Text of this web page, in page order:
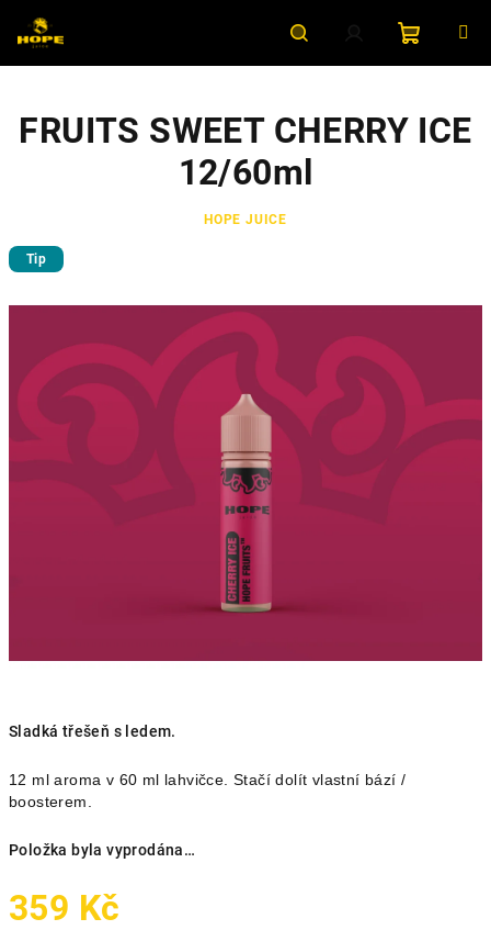
obsah
HledatPřihlášeníNákupní
košík
Sladká třešeň s ledem.
12 ml aroma v 60 ml lahvičce. Stačí dolít vlastní bází /
boosterem.
Položka byla vyprodána…
359 Kč
FRUITS SWEET CHERRY ICE
12/60ml
HOPE JUICE
Tip